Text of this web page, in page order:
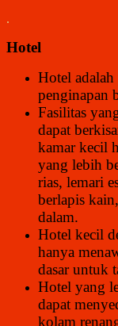
.
Hotel
Hotel adalah
penginapan
Fasilitas
dapat
kamar kecil
yang lebih
rias, lemari
berlapis
dalam.
Hotel kecil
hanya
dasar untuk
Hotel yang
dapat
kolam